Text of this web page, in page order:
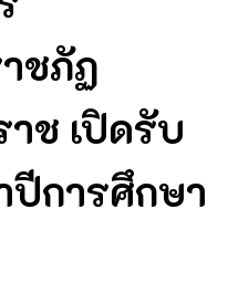
ชภัฏ
ช เปิดรับ
การศึกษา